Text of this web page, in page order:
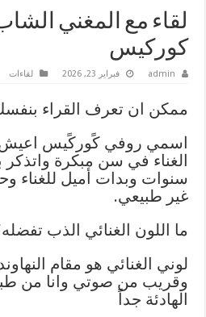
لقاء مع المغني
كوركيس
admin فبراير 23, 2026 لقاءات
ممكن ان تعرف القراء
اسمي روفي كًوركًيس اعيش
سنوات وبدات أميل
غير طبيعي.
ما اللون الغنائي الذب
لوني الغنائي هو مقام
وقريب من صوتي وانا من
الهادئة جداً